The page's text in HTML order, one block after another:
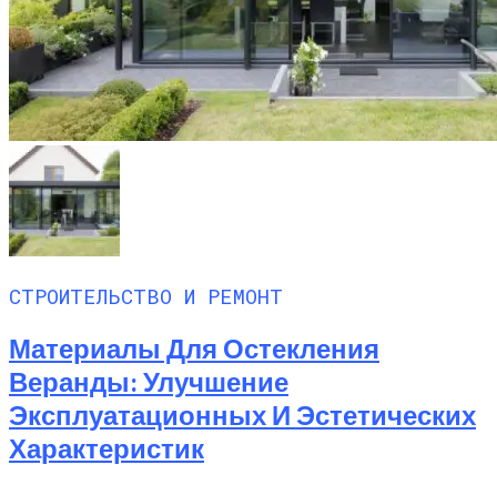
СТРОИТЕЛЬСТВО И РЕМОНТ
Материалы Для Остекления
Веранды: Улучшение
Эксплуатационных И Эстетических
Характеристик